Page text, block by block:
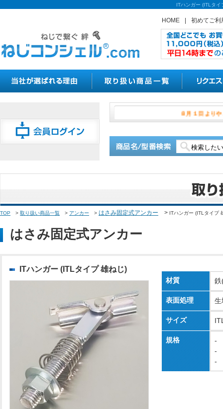
ITハンガー (ITLタイ
HOME 初めてご利
８月１
TOP > 取り扱い商品一覧 > アンカー > はさみ固定式アンカー > ITハンガー (ITLタイプ
はさみ固定式アンカー
ITハンガー (ITLタイプ 雄ねじ)
材質 鉄
表面処理 生
サイズ
規格
-
-
-